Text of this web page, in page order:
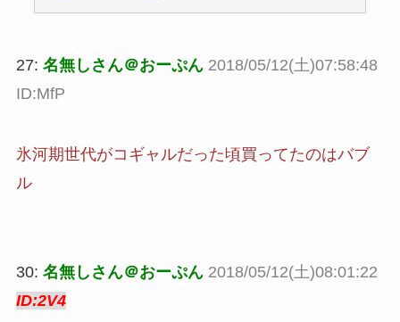
27: 名無しさん＠おーぷん 2018/05/12(土)07:58:48
ID:MfP
氷河期世代がコギャルだった頃買ってたのはバブ
ル
30: 名無しさん＠おーぷん 2018/05/12(土)08:01:22
ID:2V4